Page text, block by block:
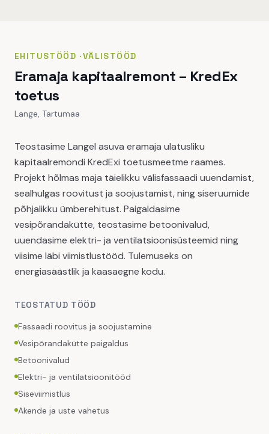
EHITUSTÖÖD ·VÄLISTÖÖD
Eramaja kapitaalremont – KredEx
toetus
Lange, Tartumaa
Teostasime Langel asuva eramaja ulatusliku
kapitaalremondi KredExi toetusmeetme raames.
Projekt hõlmas maja täielikku välisfassaadi uuendamist,
sealhulgas roovitust ja soojustamist, ning siseruumide
põhjalikku ümberehitust. Paigaldasime
vesipõrandakütte, teostasime betoonivalud,
uuendasime elektri- ja ventilatsioonisüsteemid ning
viisime läbi viimistlustööd. Tulemuseks on
energiasäästlik ja kaasaegne kodu.
TEOSTATUD TÖÖD
Fassaadi roovitus ja soojustamine
Vesipõrandakütte paigaldus
Betoonivalud
Elektri- ja ventilatsioonitööd
Siseviimistlus
Akende ja uste vahetus